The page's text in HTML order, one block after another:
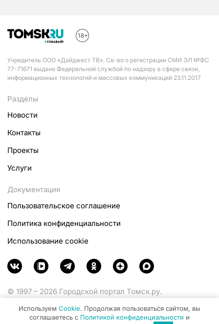
Учредитель ООО «Дайджест ТВ». Св-во о регистрации СМИ ЭЛ №ФС
77-71671 выдано Федеральной службой по надзору в сфере связи,
информационных технологий и массовых коммуникаций 23.11.2017
Разделы
Новости
Контакты
Проекты
Услуги
Документация
Пользовательское соглашение
Политика конфиденциальности
Использование cookie
© 1997 – 2026 Городской портал Томск.ру.
Министерства цифрового развития, связи и массовых
Используем Cookie. Продолжая пользоваться сайтом, вы
соглашаетесь с Политикой конфиденциальности и